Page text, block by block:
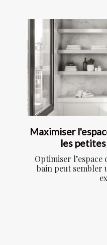
Maximiser
les
Optimiser l’espace
bain peut sembler